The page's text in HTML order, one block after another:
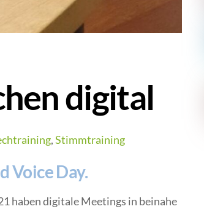
digital
,Stimmtraining
Voice Day.
haben digitale Meetings in beinahe